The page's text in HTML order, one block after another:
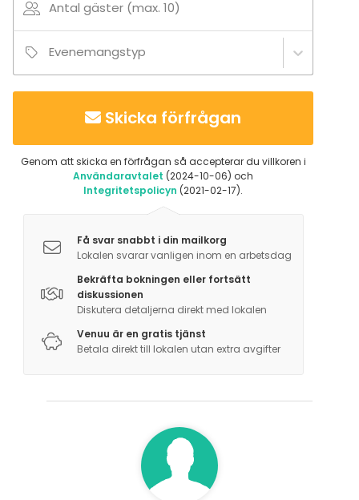
Antal gäster (max. 10)
Evenemangstyp
Skicka förfrågan
Genom att skicka en förfrågan så accepterar du villkoren i
Användaravtalet (2024-10-06) och
Integritetspolicyn (2021-02-17).
Få svar snabbt i din mailkorg
Lokalen svarar vanligen inom en arbetsdag
Bekräfta bokningen eller fortsätt
diskussionen
Diskutera detaljerna direkt med lokalen
Venuu är en gratis tjänst
Betala direkt till lokalen utan extra avgifter